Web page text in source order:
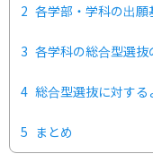
2 各学部・学科の出
3 各学科の総合型選抜
4 総合型選抜に対する
5 まとめ